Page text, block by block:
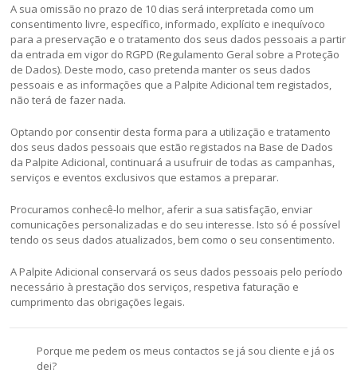
A sua omissão no prazo de 10 dias será interpretada como um
consentimento livre, específico, informado, explícito e inequívoco
para a preservação e o tratamento dos seus dados pessoais a partir
da entrada em vigor do RGPD (Regulamento Geral sobre a Proteção
de Dados). Deste modo, caso pretenda manter os seus dados
pessoais e as informações que a Palpite Adicional tem registados,
não terá de fazer nada.
Optando por consentir desta forma para a utilização e tratamento
dos seus dados pessoais que estão registados na Base de Dados
da Palpite Adicional, continuará a usufruir de todas as campanhas,
serviços e eventos exclusivos que estamos a preparar.
Procuramos conhecê-lo melhor, aferir a sua satisfação, enviar
comunicações personalizadas e do seu interesse. Isto só é possível
tendo os seus dados atualizados, bem como o seu consentimento.
A Palpite Adicional conservará os seus dados pessoais pelo período
necessário à prestação dos serviços, respetiva faturação e
cumprimento das obrigações legais.
Porque me pedem os meus contactos se já sou cliente e já os
dei?